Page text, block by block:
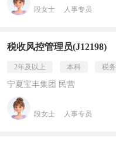
段女士 人事专员
税收风控管理员(J12198)
2年及以上 本科 税务
宁夏宝丰集团 民营
段女士 人事专员